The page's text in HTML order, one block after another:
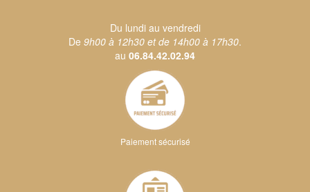
Du lundi au vendredi
De 9h00 à 12h30 et de 14h00 à 17h30.
au 06.84.42.02.94
Paiement sécurisé